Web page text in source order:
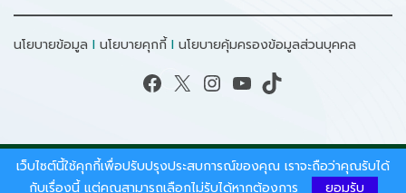
นโยบายข้อมูล I นโยบายคุกกี้ I นโยบายคุ้มครองข้อมูลส่วนบุคคล
Facebook X Instagram YouTube TikTok
สงวนลิขสิทธิ์ © 2026 - สำนักงานนโยบายและแผน
ทรัพยากรธรรมชาติและสิ่งแวดล้อม.
เว็บไซต์นี้ใช้คุกกี้เพื่อปรับปรุงประสบการณ์ของคุณ เราจะถือว่าคุณรับได้
กับเรื่องนี้ แต่คุณสามารถเลือกไม่รับได้หากต้องการ
ยอมรับ